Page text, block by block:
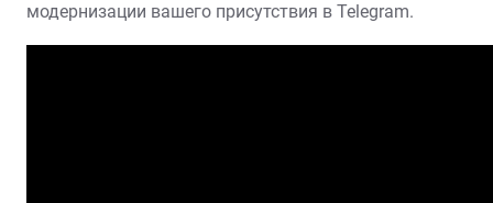
модернизации вашего присутствия в Telegram.